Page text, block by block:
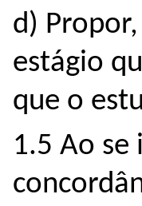
d)
estágio
que o
1.5 Ao se